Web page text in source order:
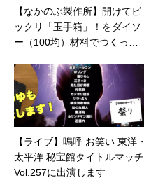
【なかのぶ製作所】開けてビ
ックリ「玉手箱」！をダイソ
ー（100均）材料でつくって
すすめ！？を更新しました
【ライブ】嗚呼 お笑い 東洋・
太平洋 秘宝館タイトルマッチ
Vol.257に出演します